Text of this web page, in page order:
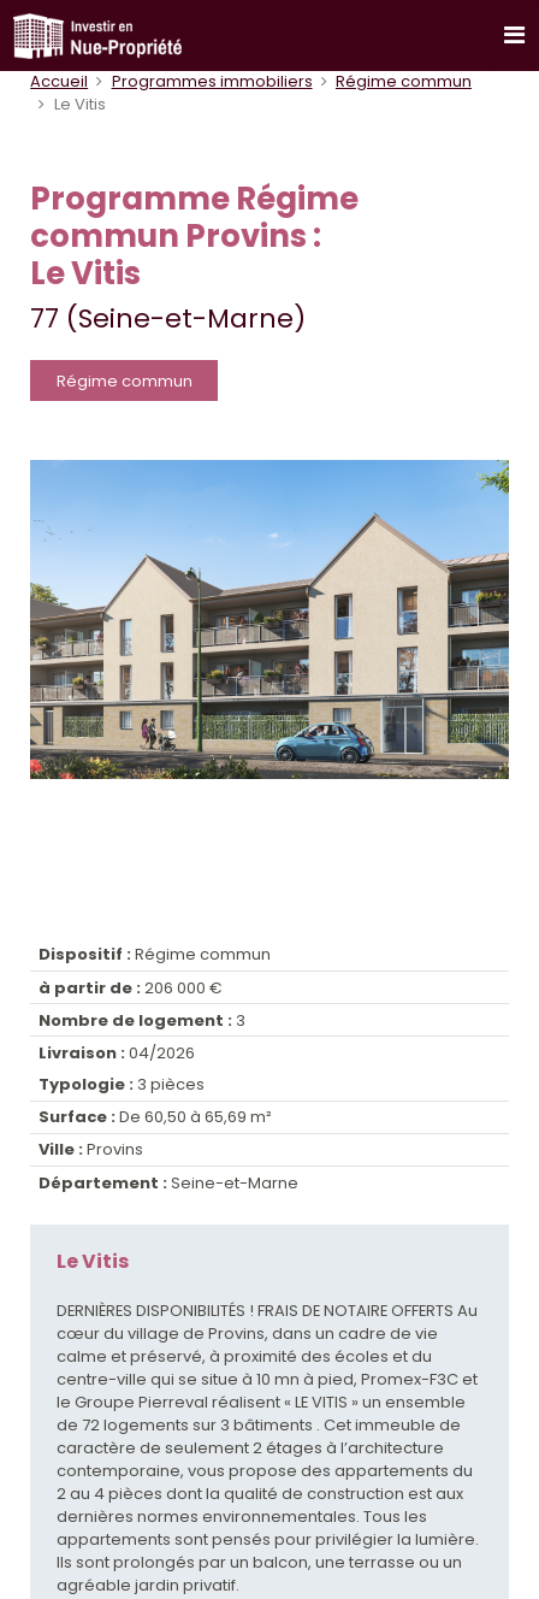
Accueil Programmes immobiliers
Régime commun
Le Vitis
Programme Régime
commun Provins :
Le Vitis
77 (Seine-et-Marne)
Régime commun
Dispositif : Régime commun
à partir de : 206 000 €
Nombre de logement : 3
Livraison : 04/2026
Typologie : 3 pièces
Surface : De 60,50 à 65,69 m²
Ville : Provins
Département : Seine-et-Marne
Le Vitis
DERNIÈRES DISPONIBILITÉS ! FRAIS DE NOTAIRE OFFERTS Au
cœur du village de Provins, dans un cadre de vie
calme et préservé, à proximité des écoles et du
centre-ville qui se situe à 10 mn à pied, Promex-F3C et
le Groupe Pierreval réalisent « LE VITIS » un ensemble
de 72 logements sur 3 bâtiments . Cet immeuble de
caractère de seulement 2 étages à l’architecture
contemporaine, vous propose des appartements du
2 au 4 pièces dont la qualité de construction est aux
dernières normes environnementales. Tous les
appartements sont pensés pour privilégier la lumière.
Ils sont prolongés par un balcon, une terrasse ou un
agréable jardin privatif.